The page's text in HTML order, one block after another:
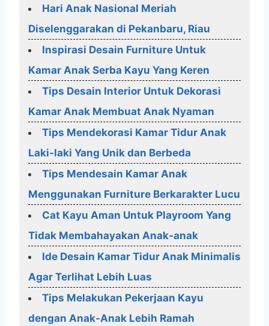
Hari Anak Nasional Meriah
Diselenggarakan di Pekanbaru, Riau
Inspirasi Desain Furniture Untuk
Kamar Anak Serba Kayu Yang Keren
Tips Desain Interior Untuk Dekorasi
Kamar Anak Membuat Anak Nyaman
Tips Mendekorasi Kamar Tidur Anak
Laki-laki Yang Unik dan Berbeda
Tips Mendesain Kamar Anak
Menggunakan Furniture Berkarakter Lucu
Cat Kayu Aman Untuk Playroom Yang
Tidak Membahayakan Anak-anak
Ide Desain Kamar Tidur Anak Minimalis
Agar Terlihat Lebih Luas
Tips Melakukan Pekerjaan Kayu
dengan Anak-Anak Lebih Ramah